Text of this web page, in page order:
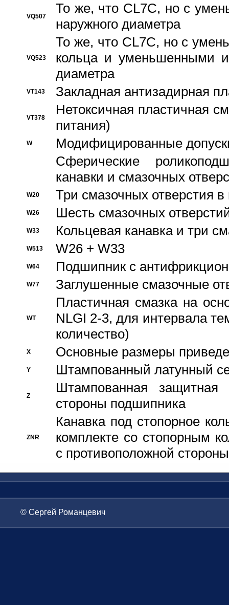
VQ507
То же, что CL7C, но с
наружного диаметра
VQ523
То же, что CL7C, но с
кольца и уменьшенными
диаметра
VT143 Закладная антизадирная
VT378
Нетоксичная пластичная
питания)
W
Модифицированные
Сферические
канавки и смазочных
W20 Три смазочных отверстия
W26 Шесть смазочных
W33 Кольцевая канавка и три
W513 W26 + W33
W64 Подшипник с
W77 Заглушенные смазочные
WT
Пластичная смазка на
NLGI 2-3, для интервала
количество)
X Основные размеры
Y Штампованный латунный
Z
Штампованная
стороны подшипника
ZNR
Канавка под стопорное
комплекте со стопорным
с противоположной стороны
© Сергей Романцевич